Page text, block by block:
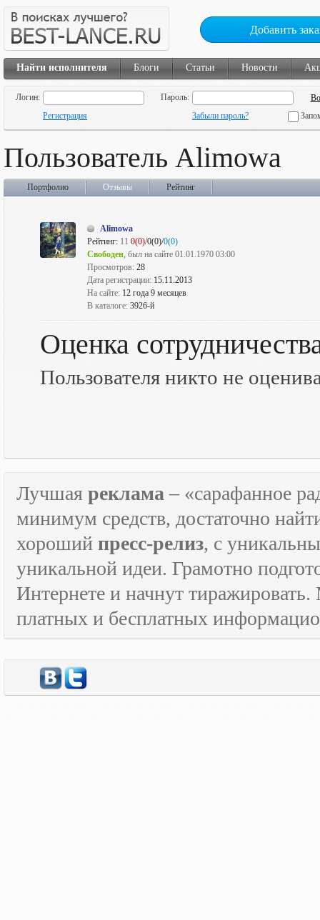
Добавить
Найти исполнителя Блоги Статьи Новости
Логин:
Пароль:
Регистрация
Забыли пароль?
Пользователь Alimowa
Портфолио Отзывы Рейтинг
Alimowa
Рейтинг: 11 0(0)/0(0)/0(0)
Свободен, был на сайте 01.01.1970 03:00
Просмотров: 28
Дата регистрации: 15.11.2013
На сайте: 12 года 9 месяцев
В каталоге: 3926-й
Оценка
Пользователя никто не
Лучшая реклама – «сарафанное
минимум средств, достаточно
хороший пресс-релиз, с
уникальной идеи. Грамотно
Интернете и начнут
платных и бесплатных